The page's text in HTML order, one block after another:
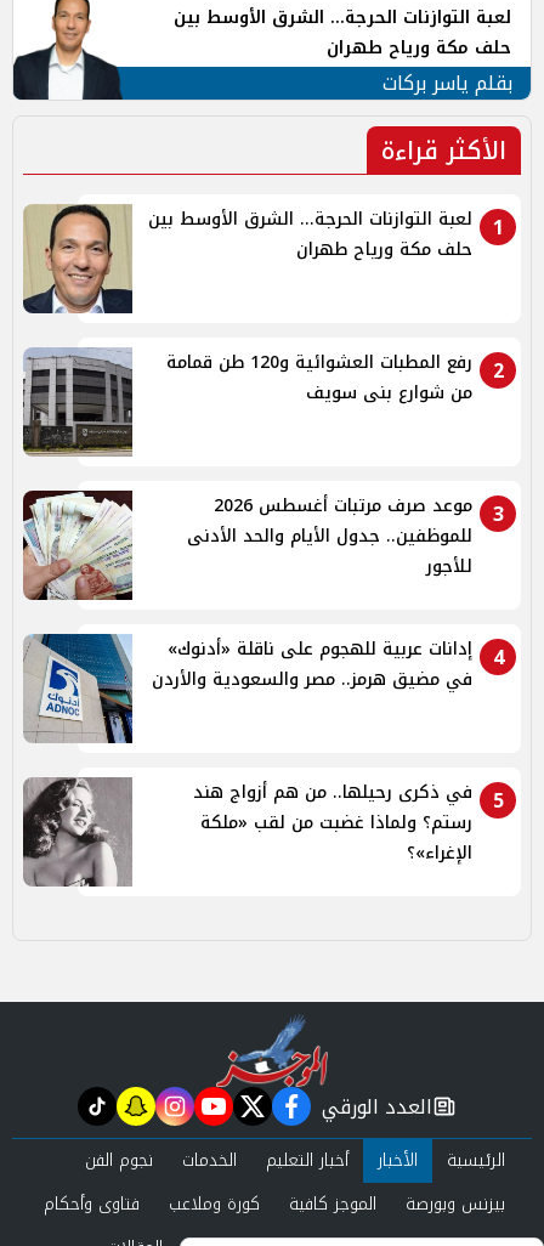
لعبة التوازنات الحرجة... الشرق الأوسط بين
حلف مكة ورياح طهران
بقلم ياسر بركات
الأكثر قراءة
1
لعبة التوازنات الحرجة... الشرق الأوسط بين
حلف مكة ورياح طهران
2
رفع المطبات العشوائية و120 طن قمامة
من شوارع بنى سويف
3
موعد صرف مرتبات أغسطس 2026
للموظفين.. جدول الأيام والحد الأدنى
للأجور
4
إدانات عربية للهجوم على ناقلة «أدنوك»
في مضيق هرمز.. مصر والسعودية والأردن
5
في ذكرى رحيلها.. من هم أزواج هند
رستم؟ ولماذا غضبت من لقب «ملكة
الإغراء»؟
newspaper
العدد الورقي facebook
twitter
youtube
instagram
snapchat
tiktok
الرئيسية الأخبار أخبار التعليم الخدمات
نجوم الفن
بيزنس وبورصة
الموجز كافية كورة وملاعب
فتاوى وأحكام